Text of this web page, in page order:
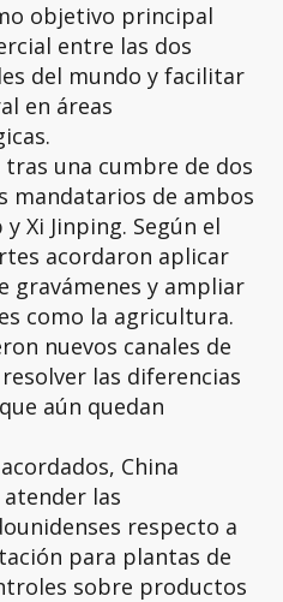
objetivo principal
entre las dos
del mundo y facilitar
en áreas
una cumbre de dos
mandatarios de ambos
Xi Jinping. Según el
acordaron aplicar
gravámenes y ampliar
como la agricultura.
nuevos canales de
las diferencias
aún quedan
China
las
respecto a
para plantas de
sobre productos